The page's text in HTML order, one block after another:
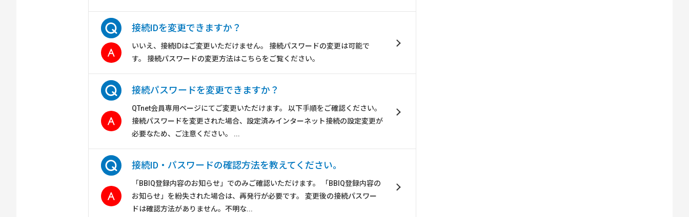
接続IDを変更できますか？
いいえ、接続IDはご変更いただけません。 接続パスワードの変更は可能で
す。 接続パスワードの変更方法はこちらをご覧ください。
接続パスワードを変更できますか？
QTnet会員専用ページにてご変更いただけます。 以下手順をご確認ください。
接続パスワードを変更された場合、設定済みインターネット接続の設定変更が
必要なため、ご注意ください。 ...
接続ID・パスワードの確認方法を教えてください。
「BBIQ登録内容のお知らせ」でのみご確認いただけます。 「BBIQ登録内容の
お知らせ」を紛失された場合は、再発行が必要です。 変更後の接続パスワー
ドは確認方法がありません。不明な...